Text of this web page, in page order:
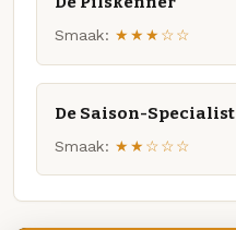
Smaak: ★★★☆☆
De Saison-Specialist
Smaak: ★★☆☆☆